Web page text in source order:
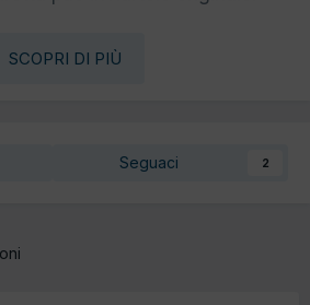
SCOPRI DI PIÙ
Seguaci 2